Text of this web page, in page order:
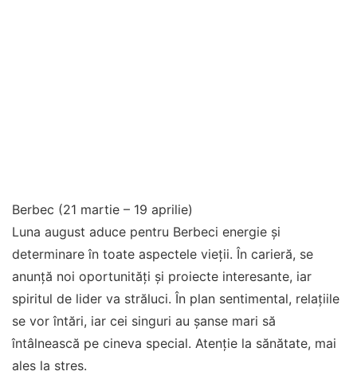
Berbec (21 martie – 19 aprilie)
Luna august aduce pentru Berbeci energie și
determinare în toate aspectele vieții. În carieră, se
anunță noi oportunități și proiecte interesante, iar
spiritul de lider va străluci. În plan sentimental, relațiile
se vor întări, iar cei singuri au șanse mari să
întâlnească pe cineva special. Atenție la sănătate, mai
ales la stres.